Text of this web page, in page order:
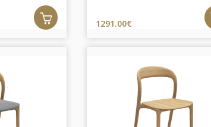
1291.00€